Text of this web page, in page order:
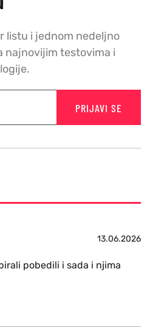
listu i jednom nedeljno
najnovijim testovima i
PRIJAVI SE
13.06.2026
pobedili i sada i njima